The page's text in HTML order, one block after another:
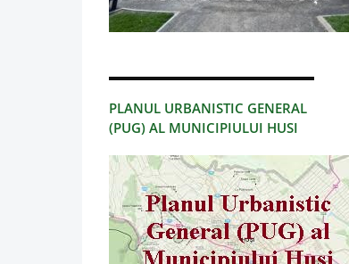
PLANUL URBANISTIC GENERAL
(PUG) AL MUNICIPIULUI HUSI